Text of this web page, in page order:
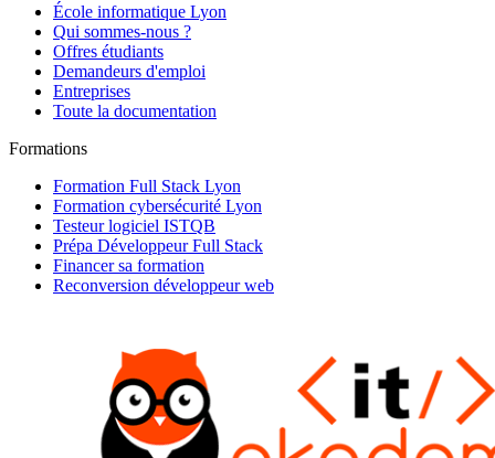
École informatique Lyon
Qui sommes-nous ?
Offres étudiants
Demandeurs d'emploi
Entreprises
Toute la documentation
Formations
Formation Full Stack Lyon
Formation cybersécurité Lyon
Testeur logiciel ISTQB
Prépa Développeur Full Stack
Financer sa formation
Reconversion développeur web